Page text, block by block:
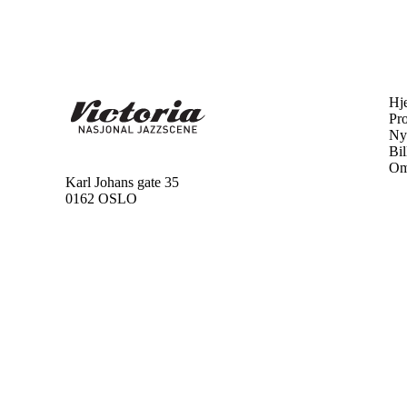
Karl Johans gate 35
0162 OSLO